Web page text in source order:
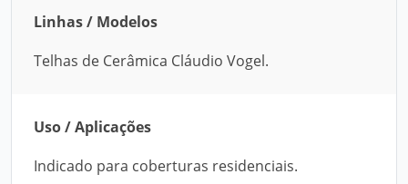
Linhas / Modelos
Telhas de Cerâmica Cláudio Vogel.
Uso / Aplicações
Indicado para coberturas residenciais.